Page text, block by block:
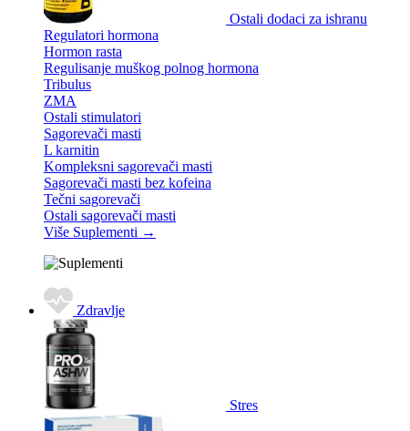
Ostali dodaci za ishranu
Regulatori hormona
Hormon rasta
Regulisanje muškog polnog hormona
Tribulus
ZMA
Ostali stimulatori
Sagorevači masti
L karnitin
Kompleksni sagorevači masti
Sagorevači masti bez kofeina
Tečni sagorevači
Ostali sagorevači masti
Više Suplementi →
Zdravlje
Stres